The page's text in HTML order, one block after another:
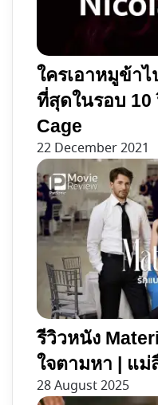
ใครเอาหมูข้าไ
ที่สุดในรอบ 10
Cage
22 December 2021
รีวิวหนัง
ใจตามหา | แ
28 August 2025